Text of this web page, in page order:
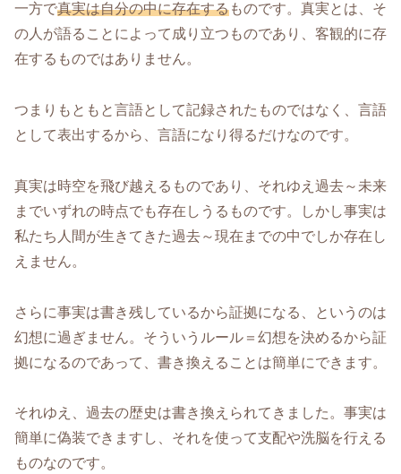
一方で真実は自分の中に存在するものです。真実とは、そ
の人が語ることによって成り立つものであり、客観的に存
在するものではありません。
つまりもともと言語として記録されたものではなく、言語
として表出するから、言語になり得るだけなのです。
真実は時空を飛び越えるものであり、それゆえ過去～未来
までいずれの時点でも存在しうるものです。しかし事実は
私たち人間が生きてきた過去～現在までの中でしか存在し
えません。
さらに事実は書き残しているから証拠になる、というのは
幻想に過ぎません。そういうルール＝幻想を決めるから証
拠になるのであって、書き換えることは簡単にできます。
それゆえ、過去の歴史は書き換えられてきました。事実は
簡単に偽装できますし、それを使って支配や洗脳を行える
ものなのです。